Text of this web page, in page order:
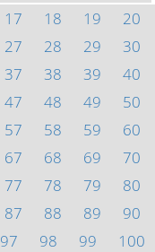
17 18 19
20
27 28 29
30
37 38 39
40
47 48 49
50
57 58 59
60
67 68 69
70
77 78 79
80
87 88 89
90
97 98 99
100